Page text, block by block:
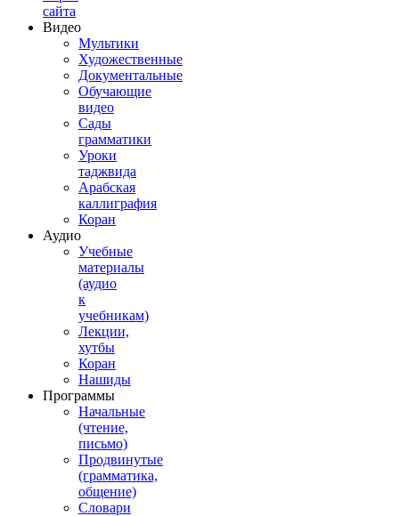
сайта
Видео
Мультики
Художественные
Документальные
Обучающие
видео
Сады
грамматики
Уроки
таджвида
Арабская
каллиграфия
Коран
Аудио
Учебные
материалы
(аудио
к
учебникам)
Лекции,
хутбы
Коран
Нашиды
Программы
Начальные
(чтение,
письмо)
Продвинутые
(грамматика,
общение)
Словари